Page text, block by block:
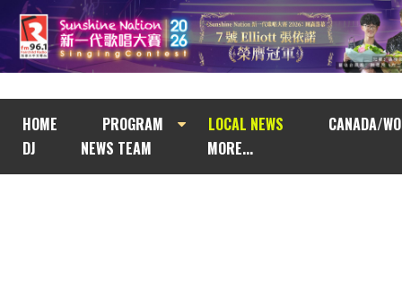
HOME PROGRAM LOCAL NEWS
CANADA/
DJ
NEWS TEAM MORE...